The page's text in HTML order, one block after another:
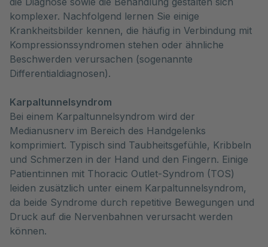
komplexer. Nachfolgend lernen Sie einige
Krankheitsbilder kennen, die häufig in Verbindung mit
Kompressionssyndromen stehen oder ähnliche
Beschwerden verursachen (sogenannte
Differentialdiagnosen).
Karpaltunnelsyndrom
Bei einem Karpaltunnelsyndrom wird der
Medianusnerv im Bereich des Handgelenks
komprimiert. Typisch sind Taubheitsgefühle, Kribbeln
und Schmerzen in der Hand und den Fingern. Einige
Patient:innen mit Thoracic Outlet-Syndrom (TOS)
leiden zusätzlich unter einem Karpaltunnelsyndrom,
da beide Syndrome durch repetitive Bewegungen und
Druck auf die Nervenbahnen verursacht werden
können.